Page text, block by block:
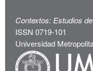
Contextos: Estudios
ISSN 0719-101
Universidad